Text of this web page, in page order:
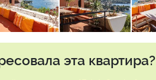
эта квартира?